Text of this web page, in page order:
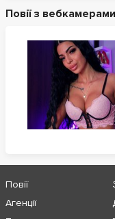
Повії з вебкамерами
Повії
Агенції